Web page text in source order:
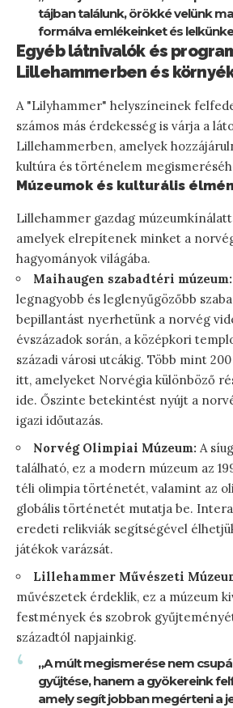
tájban találunk, örökké velünk
formálva emlékeinket és
Egyéb látnivalók és
Lillehammerben és
A "Lilyhammer" helyszíneinek
számos más érdekesség is várja a
Lillehammerben, amelyek
kultúra és történelem
Múzeumok és kulturális
Lillehammer gazdag
amelyek elrepítenek minket a
hagyományok világába.
Maihaugen szabadtéri múzeum:
legnagyobb és leglenyűgözőbb
bepillantást nyerhetünk a norvég
évszázadok során, a középkori
századi városi utcákig. Több mint
itt, amelyeket Norvégia különböző
ide. Őszinte betekintést nyújt a
igazi időutazás.
Norvég Olimpiai Múzeum: A
található, ez a modern múzeum az
téli olimpia történetét, valamint az
globális történetét mutatja be.
eredeti relikviák segítségével
játékok varázsát.
Lillehammer Művészeti
művészetek érdeklik, ez a múzeum
festmények és szobrok
századtól napjainkig.
„A múlt megismerése nem
gyűjtése, hanem a gyökereink
amely segít jobban megérteni a